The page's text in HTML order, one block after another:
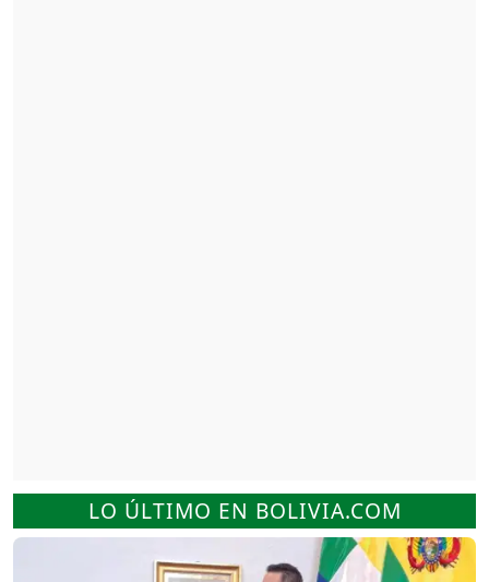
LO ÚLTIMO EN BOLIVIA.COM